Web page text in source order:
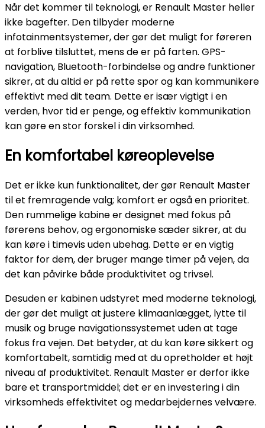
Når det kommer til teknologi, er Renault Master heller
ikke bagefter. Den tilbyder moderne
infotainmentsystemer, der gør det muligt for føreren
at forblive tilsluttet, mens de er på farten. GPS-
navigation, Bluetooth-forbindelse og andre funktioner
sikrer, at du altid er på rette spor og kan kommunikere
effektivt med dit team. Dette er især vigtigt i en
verden, hvor tid er penge, og effektiv kommunikation
kan gøre en stor forskel i din virksomhed.
En komfortabel køreoplevelse
Det er ikke kun funktionalitet, der gør Renault Master
til et fremragende valg; komfort er også en prioritet.
Den rummelige kabine er designet med fokus på
førerens behov, og ergonomiske sæder sikrer, at du
kan køre i timevis uden ubehag. Dette er en vigtig
faktor for dem, der bruger mange timer på vejen, da
det kan påvirke både produktivitet og trivsel.
Desuden er kabinen udstyret med moderne teknologi,
der gør det muligt at justere klimaanlægget, lytte til
musik og bruge navigationssystemet uden at tage
fokus fra vejen. Det betyder, at du kan køre sikkert og
komfortabelt, samtidig med at du opretholder et højt
niveau af produktivitet. Renault Master er derfor ikke
bare et transportmiddel; det er en investering i din
virksomheds effektivitet og medarbejdernes velvære.